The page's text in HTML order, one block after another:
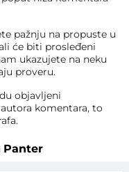
pažnju na propuste u
će biti prosleđeni
ukazujete na neku
proveru.
objavljeni
komentara, to
Panter